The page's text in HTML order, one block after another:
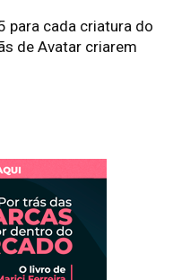
para cada criatura do
de Avatar criarem